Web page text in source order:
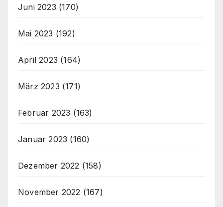
Juni 2023 (170)
Mai 2023 (192)
April 2023 (164)
März 2023 (171)
Februar 2023 (163)
Januar 2023 (160)
Dezember 2022 (158)
November 2022 (167)